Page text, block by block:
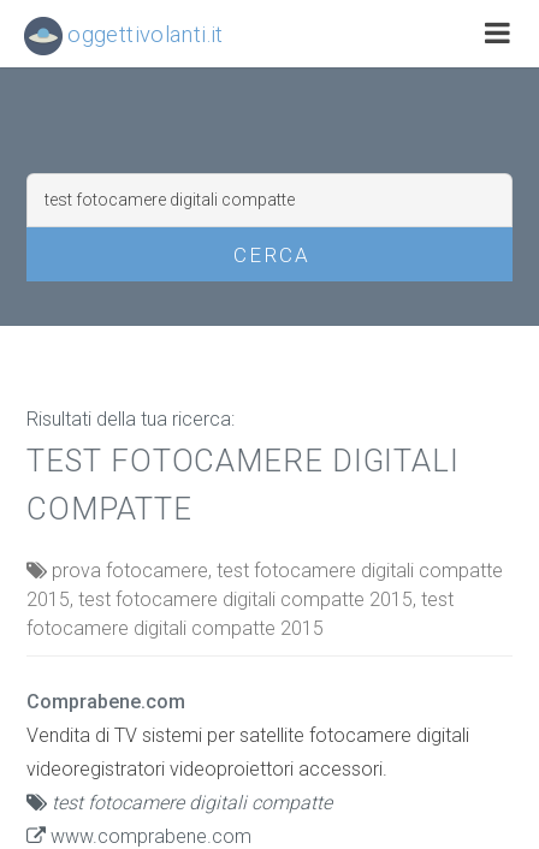
Risultati della tua ricerca:
TEST FOTOCAMERE DIGITALI
COMPATTE
prova fotocamere, test fotocamere digitali compatte
2015, test fotocamere digitali compatte 2015, test
fotocamere digitali compatte 2015
Comprabene.com
Vendita di TV sistemi per satellite fotocamere digitali
videoregistratori videoproiettori accessori.
test fotocamere digitali compatte
www.comprabene.com
oggettivolanti.it